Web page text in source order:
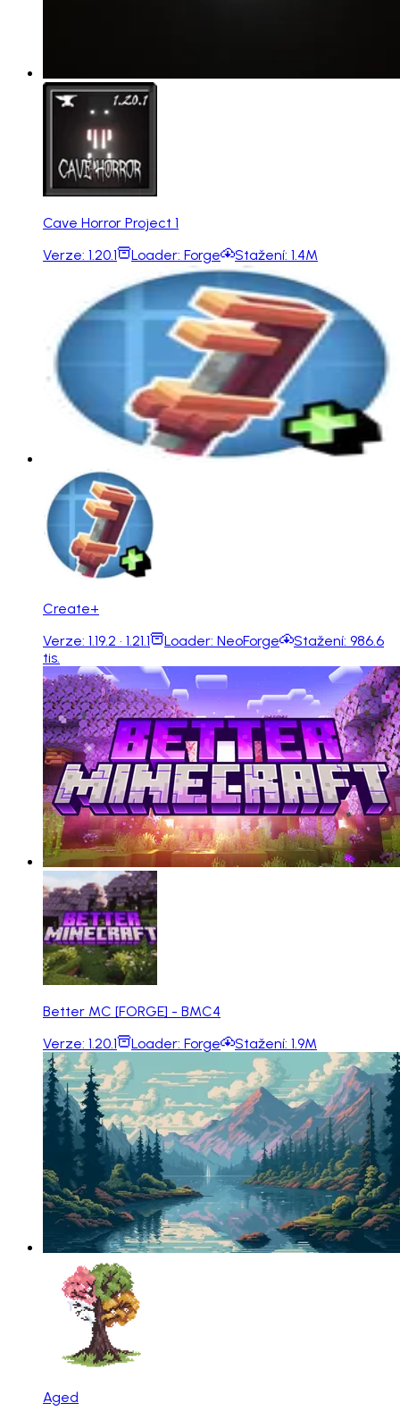
Cave Horror Project 1
Verze: 1.20.1 Loader: Forge Stažení: 1.4M
Create+
Verze: 1.19.2 · 1.21.1 Loader: NeoForge Stažení: 986.6
tis.
Better MC [FORGE] - BMC4
Verze: 1.20.1 Loader: Forge Stažení: 1.9M
Aged